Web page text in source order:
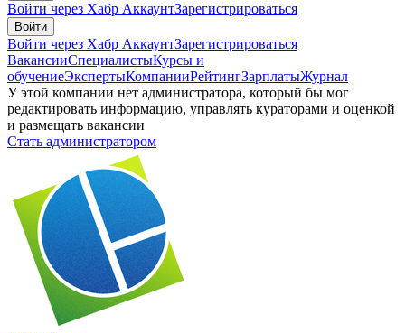
Войти через Хабр АккаунтЗарегистрироваться
Войти
Войти через Хабр АккаунтЗарегистрироваться
ВакансииСпециалистыКурсы и
обучениеЭкспертыКомпанииРейтингЗарплатыЖурнал
У этой компании нет администратора, который бы мог
редактировать информацию, управлять кураторами и оценкой
и размещать вакансии
Стать администратором